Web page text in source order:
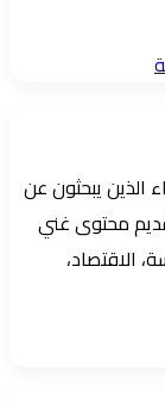
الذين يبحثون عن
محتوى غني
الاقتصاد،